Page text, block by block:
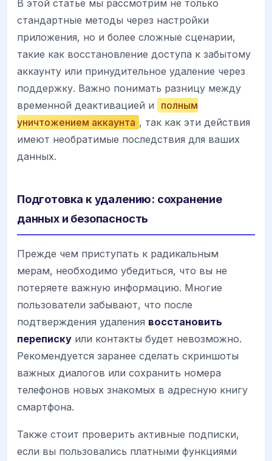
В этой статье мы рассмотрим не только
стандартные методы через настройки
приложения, но и более сложные сценарии,
такие как восстановление доступа к забытому
аккаунту или принудительное удаление через
поддержку. Важно понимать разницу между
временной деактивацией и
полным
уничтожением аккаунта , так как эти действия
имеют необратимые последствия для ваших
данных.
Подготовка к удалению: сохранение
данных и безопасность
Прежде чем приступать к радикальным
мерам, необходимо убедиться, что вы не
потеряете важную информацию. Многие
пользователи забывают, что после
подтверждения удаления восстановить
переписку или контакты будет невозможно.
Рекомендуется заранее сделать скриншоты
важных диалогов или сохранить номера
телефонов новых знакомых в адресную книгу
смартфона.
Также стоит проверить активные подписки,
если вы пользовались платными функциями